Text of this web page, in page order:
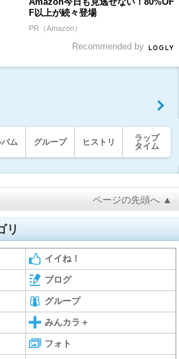
F以上が続々登場
PR（Amazon）
Recommended by
バム グループ ヒストリ
ラップ
タイム
ページの先頭へ ▲
リ
イイね！
ブログ
グループ
みんカラ＋
フォト